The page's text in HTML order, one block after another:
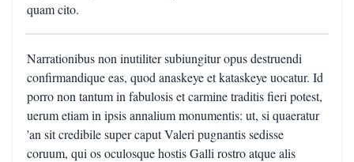
quam cito.
Narrationibus non inutiliter subiungitur opus destruendi
confirmandique eas, quod anaskeye et kataskeye uocatur. Id
porro non tantum in fabulosis et carmine traditis fieri potest,
uerum etiam in ipsis annalium monumentis: ut, si quaeratur
'an sit credibile super caput Valeri pugnantis sedisse
coruum, qui os oculosque hostis Galli rostro atque alis